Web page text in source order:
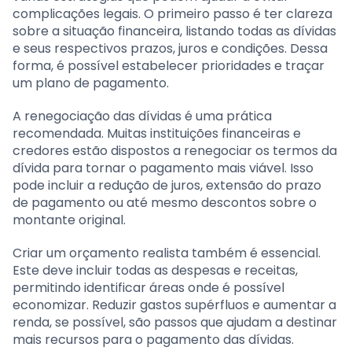
complicações legais. O primeiro passo é ter clareza
sobre a situação financeira, listando todas as dívidas
e seus respectivos prazos, juros e condições. Dessa
forma, é possível estabelecer prioridades e traçar
um plano de pagamento.
A renegociação das dívidas é uma prática
recomendada. Muitas instituições financeiras e
credores estão dispostos a renegociar os termos da
dívida para tornar o pagamento mais viável. Isso
pode incluir a redução de juros, extensão do prazo
de pagamento ou até mesmo descontos sobre o
montante original.
Criar um orçamento realista também é essencial.
Este deve incluir todas as despesas e receitas,
permitindo identificar áreas onde é possível
economizar. Reduzir gastos supérfluos e aumentar a
renda, se possível, são passos que ajudam a destinar
mais recursos para o pagamento das dívidas.